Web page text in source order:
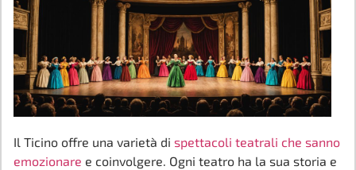
Il Ticino offre una varietà di spettacoli teatrali che sanno
emozionare e coinvolgere. Ogni teatro ha la sua storia e